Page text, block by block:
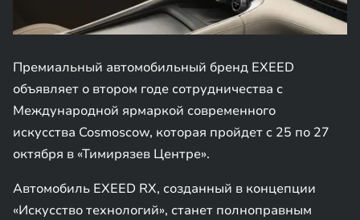
Премиальный автомобильный бренд EXEED
объявляет о втором годе сотрудничества с
Международной ярмаркой современного
искусства Cosmoscow, которая пройдет c 25 по 27
октября в «Тимирязев Центре».
Автомобиль EXEED RX, созданный в концепции
«Искусство технологий», станет полноправным